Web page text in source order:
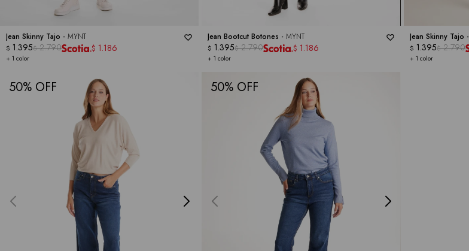
Jean Skinny Tajo - MYNT
+ 1 color
$ 1.395$ 2.790 $ 1.186
Jean Bootcut Botones -MYNT
+ 1 color
$ 1.395$ 2.790 $ 1.186
Jean Skinny Tajo -
+ 1 color
$ 1.395$ 2.790
50 50